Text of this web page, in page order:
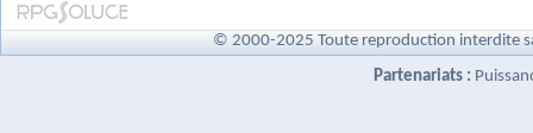
© 2000-2025 Toute reproduction interdite
Partenariats :